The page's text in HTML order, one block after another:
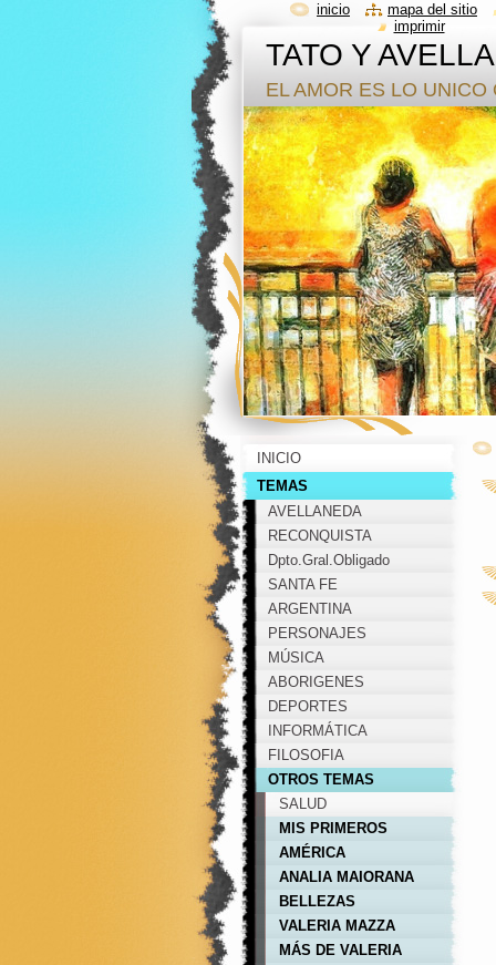
TATO Y
EL AMOR ES LO
INICIO
TEMAS
AVELLANEDA
RECONQUISTA
Dpto.Gral.Obligado
SANTA FE
ARGENTINA
PERSONAJES
MÚSICA
ABORIGENES
DEPORTES
INFORMÁTICA
FILOSOFIA
OTROS TEMAS
SALUD
MIS PRIMEROS
PEPINOS EN LA WEB
AMÉRICA
ANALIA MAIORANA
BELLEZAS
ARGENTINAS
VALERIA MAZZA
MÁS DE VALERIA
inicio mapa del sitio
imprimir